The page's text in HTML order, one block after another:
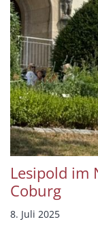
Lesipold im
Coburg
8. Juli 2025